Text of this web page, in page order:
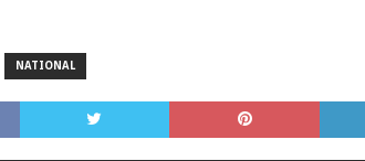
NATIONAL